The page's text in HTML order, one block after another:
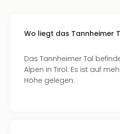
Wo liegt das Tannheimer
Das Tannheimer Tal
Alpen in Tirol. Es ist auf
Höhe gelegen.